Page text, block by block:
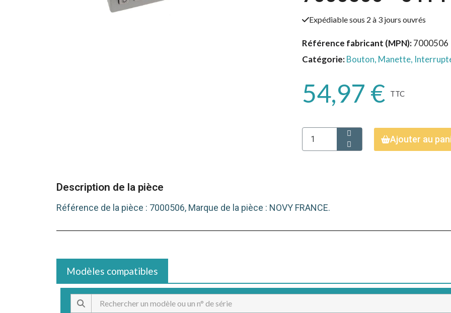
Expédiable sous 2 à 3 jours ouvrés
Référence fabricant (MPN) 7000506
Catégorie Bouton, Manette,
54,97 € TTC
Ajouter au
Description de la pièce
Référence de la pièce : 7000506, Marque de la pièce : NOVY FRANCE.
Modèles compatibles